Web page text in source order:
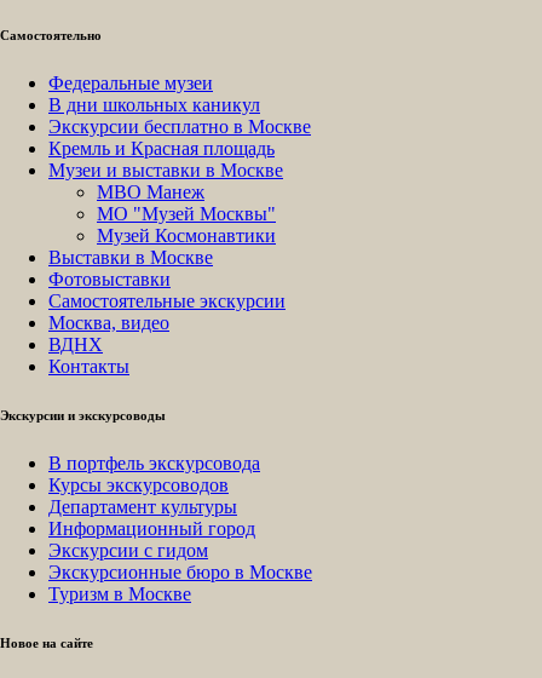
Самостоятельно
Федеральные музеи
В дни школьных каникул
Экскурсии бесплатно в Москве
Кремль и Красная площадь
Музеи и выставки в Москве
МВО Манеж
МО "Музей Москвы"
Музей Космонавтики
Выставки в Москве
Фотовыставки
Самостоятельные экскурсии
Москва, видео
ВДНХ
Контакты
Экскурсии и экскурсоводы
В портфель экскурсовода
Курсы экскурсоводов
Департамент культуры
Информационный город
Экскурсии с гидом
Экскурсионные бюро в Москве
Туризм в Москве
Новое на сайте